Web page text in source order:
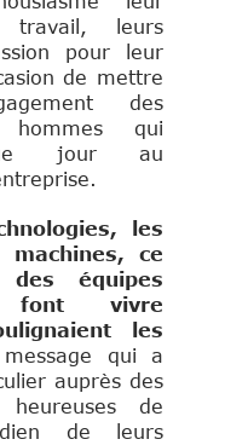
travail, leurs
pour leur
de mettre
des
qui
jour au
les
ce
équipes
font vivre
les
qui a
auprès des
heureuses de
de leurs